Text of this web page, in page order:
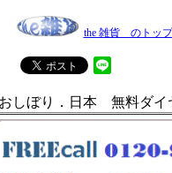
the 雑貨 のトッ
しぼり．日本 無料ダイ